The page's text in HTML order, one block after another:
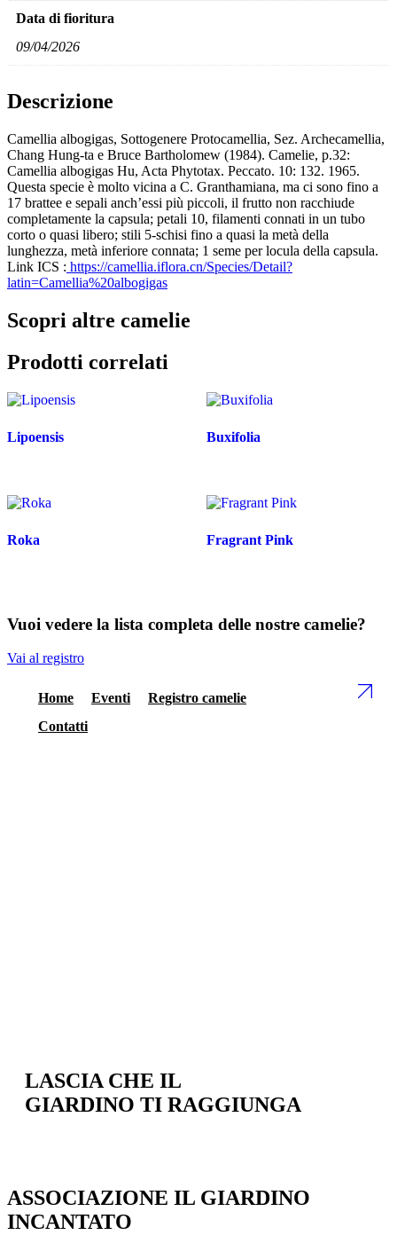
Data di fioritura
09/04/2026
Descrizione
Camellia albogigas, Sottogenere Protocamellia, Sez. Archecamellia,
Chang Hung-ta e Bruce Bartholomew (1984). Camelie, p.32:
Camellia albogigas Hu, Acta Phytotax. Peccato. 10: 132. 1965.
Questa specie è molto vicina a C. Granthamiana, ma ci sono fino a
17 brattee e sepali anch’essi più piccoli, il frutto non racchiude
completamente la capsula; petali 10, filamenti connati in un tubo
corto o quasi libero; stili 5-schisi fino a quasi la metà della
lunghezza, metà inferiore connata; 1 seme per locula della capsula.
Link ICS : https://camellia.iflora.cn/Species/Detail?
latin=Camellia%20albogigas
Scopri altre camelie
Prodotti correlati
Lipoensis Buxifolia
Roka Fragrant Pink
Vuoi vedere la lista completa delle nostre camelie?
Vai al registro
Home Eventi
Registro camelie
Contatti
LASCIA CHE IL
GIARDINO TI RAGGIUNGA
ASSOCIAZIONE IL GIARDINO
INCANTATO